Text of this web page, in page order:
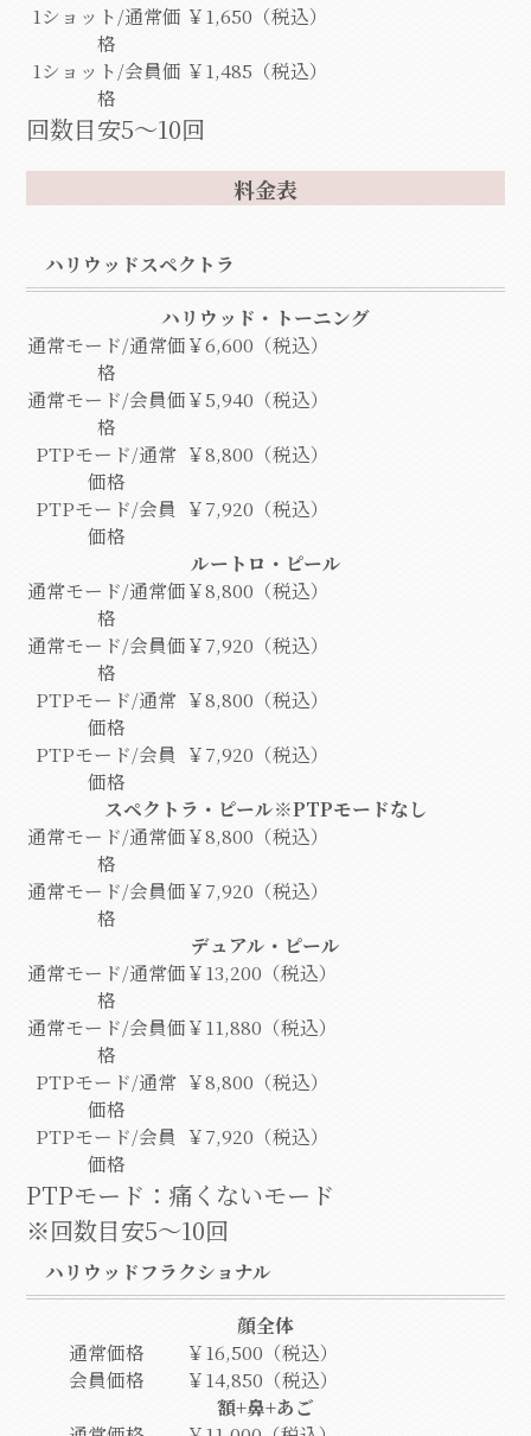
1ショット/通常価
格
￥1,650（税込）
1ショット/会員価
格
￥1,485（税込）
回数目安5～10回
料金表
ハリウッドスペクトラ
ハリウッド・トーニング
通常モード/通常価
格
￥6,600（税込）
通常モード/会員価
格
￥5,940（税込）
PTPモード/通常
価格
￥8,800（税込）
PTPモード/会員
価格
￥7,920（税込）
ルートロ・ピール
通常モード/通常価
格
￥8,800（税込）
通常モード/会員価
格
￥7,920（税込）
PTPモード/通常
価格
￥8,800（税込）
PTPモード/会員
価格
￥7,920（税込）
スペクトラ・ピール※PTPモードなし
通常モード/通常価
格
￥8,800（税込）
通常モード/会員価
格
￥7,920（税込）
デュアル・ピール
通常モード/通常価
格
￥13,200（税込）
通常モード/会員価
格
￥11,880（税込）
PTPモード/通常
価格
￥8,800（税込）
PTPモード/会員
価格
￥7,920（税込）
PTPモード：痛くないモード
※回数目安5～10回
ハリウッドフラクショナル
顔全体
通常価格
￥16,500（税込）
会員価格
￥14,850（税込）
額+鼻+あご